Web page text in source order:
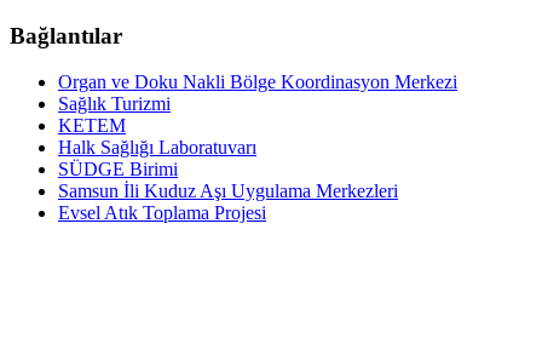
Bağlantılar
Organ ve Doku Nakli Bölge Koordinasyon Merkezi
Sağlık Turizmi
KETEM
Halk Sağlığı Laboratuvarı
SÜDGE Birimi
Samsun İli Kuduz Aşı Uygulama Merkezleri
Evsel Atık Toplama Projesi